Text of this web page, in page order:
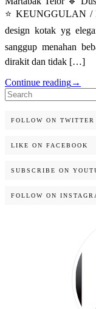
⭐️ KEUNGGULAN /
design kotak yg
sanggup menahan
dirakit dan tidak […]
Continue reading→
Search
for:
FOLLOW ON TWITTER
LIKE ON FACEBOOK
SUBSCRIBE ON
FOLLOW ON